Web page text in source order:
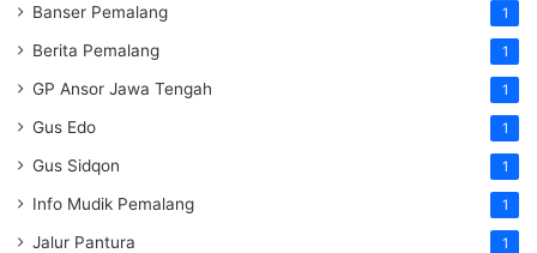
Banser Pemalang 1
Berita Pemalang 1
GP Ansor Jawa Tengah 1
Gus Edo 1
Gus Sidqon 1
Info Mudik Pemalang 1
Jalur Pantura 1